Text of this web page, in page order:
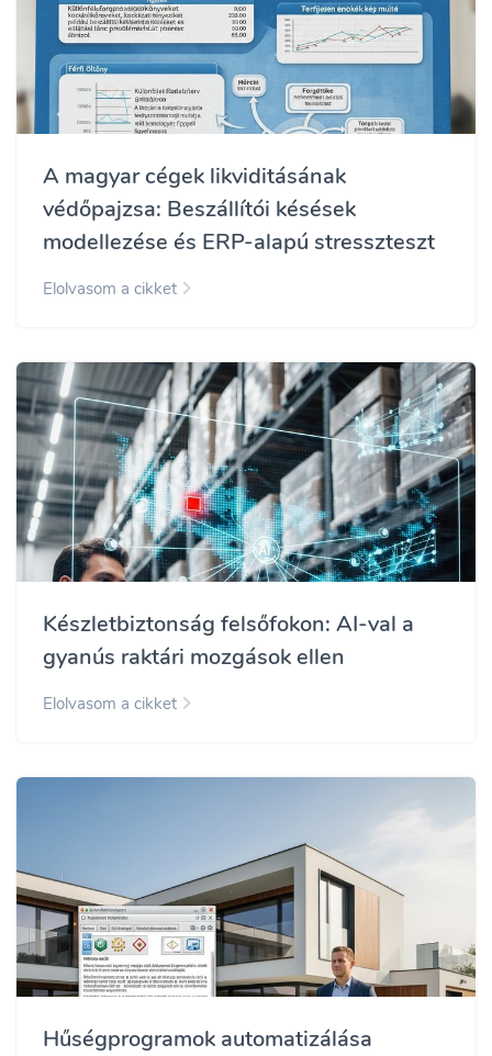
A magyar cégek likviditásának
védőpajzsa: Beszállítói késések
modellezése és ERP-alapú stresszteszt
Elolvasom a cikket
Készletbiztonság felsőfokon: AI-val a
gyanús raktári mozgások ellen
Elolvasom a cikket
Hűségprogramok automatizálása